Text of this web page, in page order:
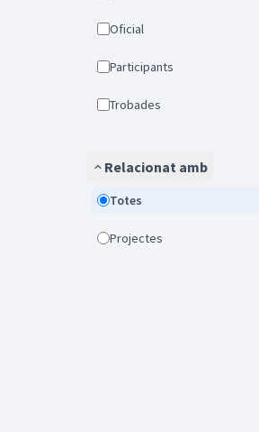
Oficial
Participants
Trobades
Relacionat amb
Totes
Projectes